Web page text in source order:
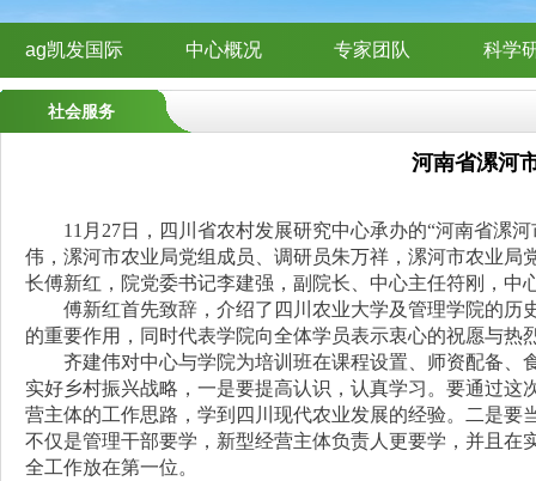
ag凯发国际 中心概况 专家团队 科学
社会服务
河南省漯河
1 1 月 27日， 四川省农村发展研究中心承办的“河南省漯
伟，漯河市农业局党组成员、调研员朱万祥，漯河市农业局
长傅新红， 院党委书记李建强， 副院长、中心主任符刚，中
傅新红首先致辞，介绍了四川农业大学及管理学院的历
的重要作用， 同时代表学院向全体学员表示衷心的祝愿与热
齐建伟对中心与学院为培训班在课程设置、师资配备、
实好乡村振兴战略，一是要提高认识，认真学习。要通过
营主体的工作思路，学到四川现代农业发展的经验。二是
不仅是管理干部要学，新型经营主体负责人更要学，并且
全工作放在第一位。